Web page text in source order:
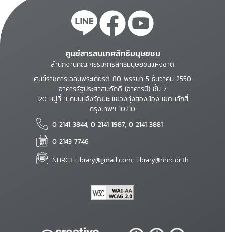
ศูนย์สารสนเทศสิทธิมนุษยชน
สำนักงานคณะกรรมการสิทธิมนุษยชนแห่งชาติ
ศูนย์ราชการเฉลิมพระเกียรติ 80 พรรษา 5 ธันวาคม 2550
อาคารรัฐประศาสนภักดี (อาคารบี) ชั้น 7
120 หมู่ที่ 3 ถนนแจ้งวัฒนะ แขวงทุ่งสองห้อง เขตหลักสี่
กรุงเทพฯ 10210
0 2141 3844, 0 2141 1987, 0 2141 3881
0 2143 7746
NHRCT.Library@gmail.com; library@nhrc.or.th